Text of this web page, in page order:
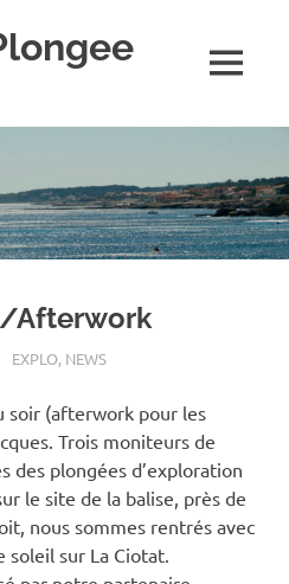
MENU
Afterwork
EXPLO, NEWS
soir (afterwork pour les
Trois moniteurs de
des plongées d’exploration
le site de la balise, près de
nous sommes rentrés avec
soleil sur La Ciotat.